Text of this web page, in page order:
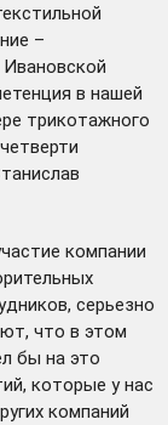
–
в нашей
трикотажного
компании
серьезно
что в этом
бы на это
которые у нас
компаний